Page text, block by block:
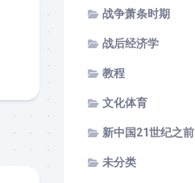
战争萧条时期
战后经济学
教程
文化体育
新中国21世纪之前
未分类